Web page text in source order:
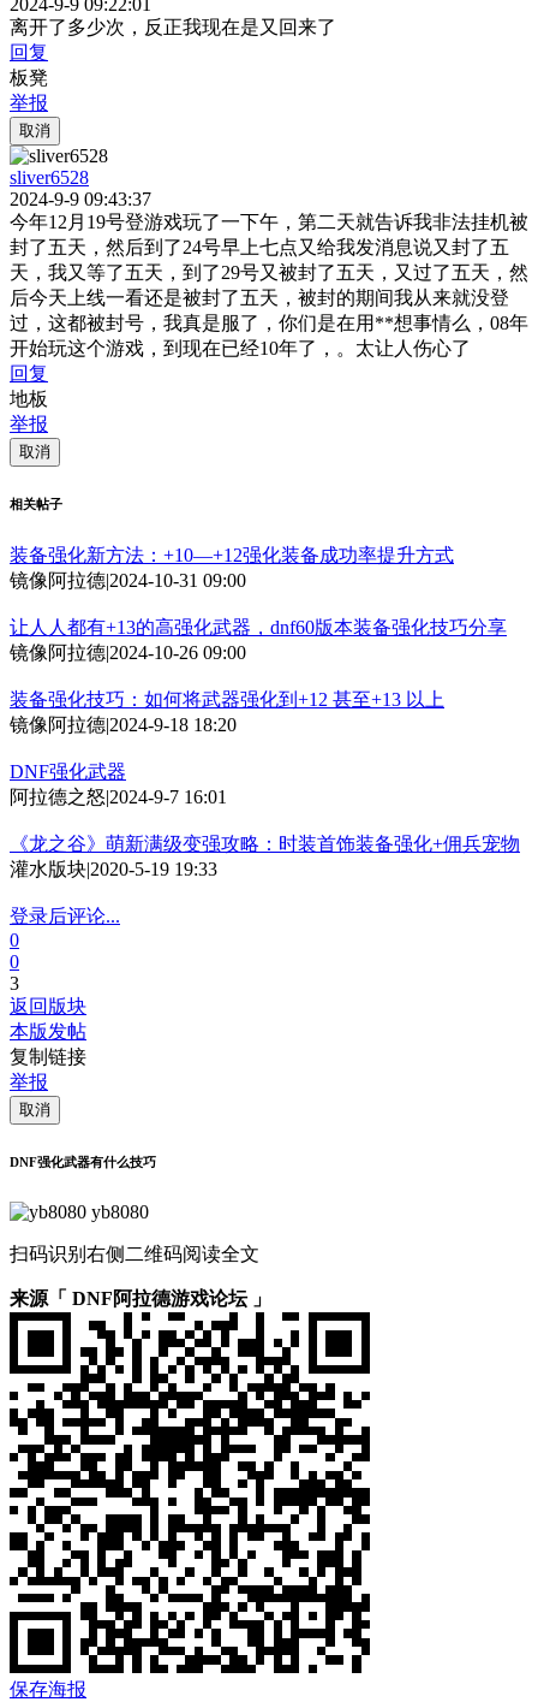
2024-9-9 09:22:01
离开了多少次，反正我现在是又回来了
回复
板凳
举报
取消
sliver6528
2024-9-9 09:43:37
今年12月19号登游戏玩了一下午，第二天就告诉我非法挂机被
封了五天，然后到了24号早上七点又给我发消息说又封了五
天，我又等了五天，到了29号又被封了五天，又过了五天，然
后今天上线一看还是被封了五天，被封的期间我从来就没登
过，这都被封号，我真是服了，你们是在用**想事情么，08年
开始玩这个游戏，到现在已经10年了，。太让人伤心了
回复
地板
举报
取消
相关帖子
装备强化新方法：+10—+12强化装备成功率提升方式
镜像阿拉德|2024-10-31 09:00
让人人都有+13的高强化武器，dnf60版本装备强化技巧分享
镜像阿拉德|2024-10-26 09:00
装备强化技巧：如何将武器强化到+12 甚至+13 以上
镜像阿拉德|2024-9-18 18:20
DNF强化武器
阿拉德之怒|2024-9-7 16:01
《龙之谷》萌新满级变强攻略：时装首饰装备强化+佣兵宠物
灌水版块|2020-5-19 19:33
登录后评论...
0
0
3
返回版块
本版发帖
复制链接
举报
取消
DNF强化武器有什么技巧
yb8080
扫码识别右侧二维码阅读全文
来源「 DNF阿拉德游戏论坛 」
保存海报